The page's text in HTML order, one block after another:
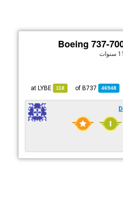
Boeing 737-
46948
B737
118
LYBE